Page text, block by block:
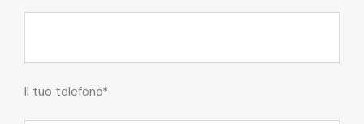
Il tuo telefono*